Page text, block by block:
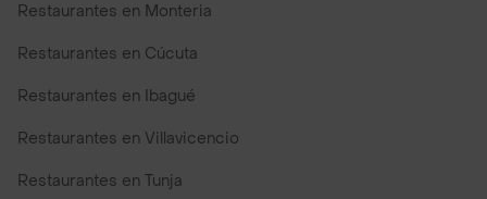
Restaurantes en Monteria
Restaurantes en Cúcuta
Restaurantes en Ibagué
Restaurantes en Villavicencio
Restaurantes en Tunja